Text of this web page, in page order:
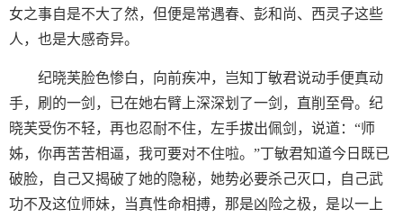
女之事自是不大了然，但便是常遇春、彭和尚、西灵子这些
人，也是大感奇异。
纪晓芙脸色惨白，向前疾冲，岂知丁敏君说动手便真动
手，刷的一剑，已在她右臂上深深划了一剑，直削至骨。纪
晓芙受伤不轻，再也忍耐不住，左手拔出佩剑，说道：“师
姊，你再苦苦相逼，我可要对不住啦。”丁敏君知道今日既已
破脸，自己又揭破了她的隐秘，她势必要杀己灭口，自己武
功不及这位师妹，当真性命相搏，那是凶险之极，是以一上